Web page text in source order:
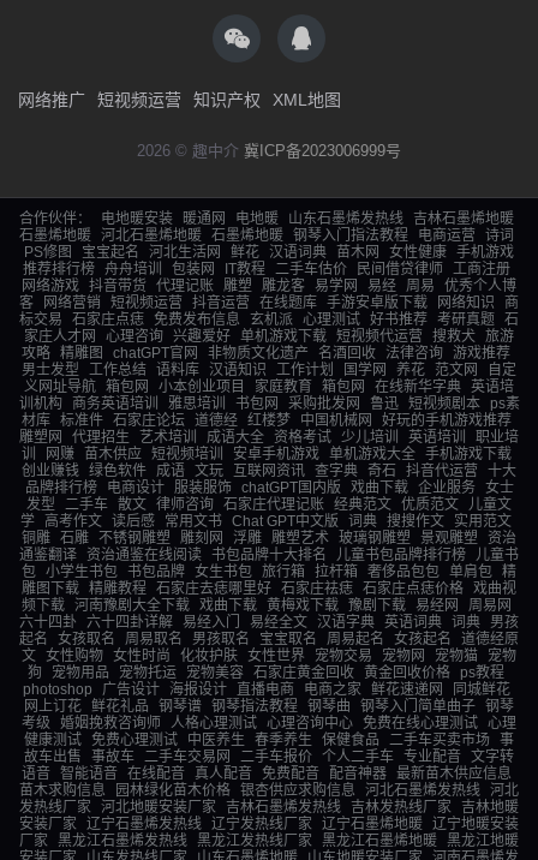
网络推广 短视频运营 知识产权 XML地图
2026 © 趣中介 冀ICP备2023006999号
合作伙伴： 电地暖安装 暖通网 电地暖 山东石墨烯发热线
吉林石墨烯地暖
石墨烯地暖
河北石墨烯地暖 石墨烯地暖 钢琴入门指法教程 电商运营
诗词
PS修图
宝宝起名 河北生活网 鲜花 汉语词典 苗木网 女性健康 手机游戏
推荐排行榜
舟舟培训 包装网 IT教程 二手车估价 民间借贷律师
工商注册
网络游戏 抖音带货 代理记账 雕塑 雕龙客 易学网 易经 周易
优秀个人博
客
网络营销 短视频运营 抖音运营 在线题库 手游安卓版下载 网络知识
商
标交易
石家庄点痣 免费发布信息 玄机派 心理测试 好书推荐 考研真题 石
家庄人才网
心理咨询 兴趣爱好 单机游戏下载 短视频代运营 搜救犬 旅游
攻略 精雕图 chatGPT官网 非物质文化遗产 名酒回收 法律咨询 游戏推荐
男士发型
工作总结 语料库 汉语知识 工作计划 国学网 养花 范文网
自定
义网址导航 箱包网 小本创业项目 家庭教育 箱包网 在线新华字典 英语培
训机构
商务英语培训 雅思培训 书包网 采购批发网 鲁迅 短视频剧本
ps素
材库
标准件 石家庄论坛 道德经 红楼梦 中国机械网
好玩的手机游戏推荐
雕塑网
代理招生 艺术培训 成语大全 资格考试 少儿培训 英语培训
职业培
训
网赚 苗木供应 短视频培训 安卓手机游戏 单机游戏大全
手机游戏下载
创业赚钱
绿色软件 成语 文玩 互联网资讯 查字典 奇石 抖音代运营 十大
品牌排行榜
电商设计 服装服饰 chatGPT国内版 戏曲下载 企业服务
女士
发型
二手车 散文 律师咨询 石家庄代理记账 经典范文 优质范文
儿童文
学 高考作文 读后感 常用文书 Chat GPT中文版 词典 搜搜作文
实用范文
铜雕 石雕 不锈钢雕塑 雕刻网 浮雕 雕塑艺术 玻璃钢雕塑 景观雕塑
资治
通鉴翻译
资治通鉴在线阅读 书包品牌十大排名 儿童书包品牌排行榜
儿童书
包 小学生书包 书包品牌 女生书包 旅行箱 拉杆箱 奢侈品包包 单肩包 精
雕图下载 精雕教程 石家庄去痣哪里好 石家庄祛痣 石家庄点痣价格 戏曲视
频下载
河南豫剧大全下载 戏曲下载 黄梅戏下载 豫剧下载 易经网
周易网
六十四卦
六十四卦详解 易经入门 易经全文 汉语字典 英语词典 词典
男孩
起名
女孩取名 周易取名 男孩取名 宝宝取名 周易起名 女孩起名
道德经原
文 女性购物 女性时尚 化妆护肤 女性世界 宠物交易 宠物网 宠物猫
宠物
狗
宠物用品 宠物托运 宠物美容 石家庄黄金回收 黄金回收价格
ps教程
photoshop
广告设计 海报设计 直播电商 电商之家 鲜花速递网
同城鲜花
网上订花 鲜花礼品 钢琴谱 钢琴指法教程 钢琴曲 钢琴入门简单曲子 钢琴
考级
婚姻挽救咨询师 人格心理测试 心理咨询中心 免费在线心理测试 心理
健康测试
免费心理测试 中医养生 春季养生 保健食品 二手车买卖市场
事
故车出售
事故车 二手车交易网 二手车报价 个人二手车 专业配音 文字转
语音
智能语音 在线配音 真人配音 免费配音 配音神器
最新苗木供应信息
苗木求购信息
园林绿化苗木价格 银杏供应求购信息 河北石墨烯发热线
河北
发热线厂家
河北地暖安装厂家 吉林石墨烯发热线 吉林发热线厂家
吉林地暖
安装厂家
辽宁石墨烯发热线 辽宁发热线厂家 辽宁石墨烯地暖 辽宁地暖安装
厂家
黑龙江石墨烯发热线 黑龙江发热线厂家 黑龙江石墨烯地暖 黑龙江地暖